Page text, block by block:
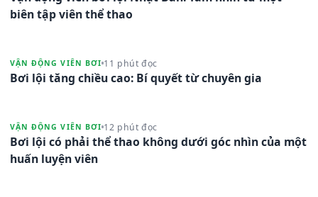
biên tập viên thể thao
VẬN ĐỘNG VIÊN BƠI 11 phút đọc
Bơi lội tăng chiều cao: Bí quyết từ chuyên gia
VẬN ĐỘNG VIÊN BƠI 12 phút đọc
Bơi lội có phải thể thao không dưới góc nhìn của một
huấn luyện viên